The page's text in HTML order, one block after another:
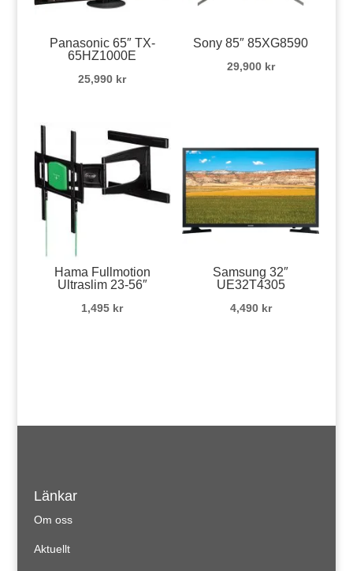
Panasonic 65″ TX-
65HZ1000E
25,990 kr
Sony 85″ 85XG8590
29,900 kr
Hama Fullmotion
Ultraslim 23-56″
1,495 kr
Samsung 32″
UE32T4305
4,490 kr
Länkar
Om oss
Aktuellt